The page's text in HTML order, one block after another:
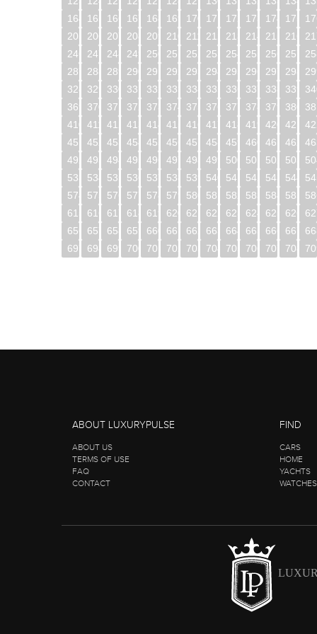
164
165 166 167 168 169 170 171 172 173 174 175
205
206 207 208 209 210 211 212 213 214 215 216
246
247 248 249 250 251 252 253 254 255 256 257
287
288 289 290 291 292 293 294 295 296 297 298
328
329 330 331 332 333 334 335 336 337 338 339
369
370 371 372 373 374 375 376 377 378 379 380
410
411 412 413 414 415 416 417 418 419 420 421
451
452 453 454 455 456 457 458 459 460 461 462
492
493 494 495 496 497 498 499 500 501 502 503
533
534 535 536 537 538 539 540 541 542 543 544
574
575 576 577 578 579 580 581 582 583 584 585
615
616 617 618 619 620 621 622 623 624 625 626
656
657 658 659 660 661 662 663 664 665 666 667
697
698 699 700 701 702 703 704 705 706 707 708
ABOUT LUXURYPULSE
ABOUT US
TERMS OF USE
FAQ
CONTACT
FIND
CARS
HOME
YACHTS
WATCHES